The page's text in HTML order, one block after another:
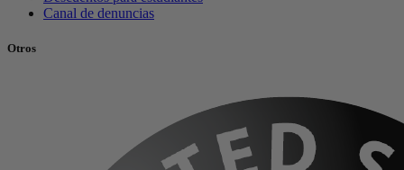
Canal de denuncias
Otros